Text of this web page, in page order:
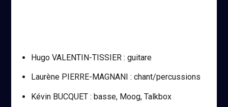
Hugo VALENTIN-TISSIER : guitare
Laurène PIERRE-MAGNANI : chant/percussions
Kévin BUCQUET : basse, Moog, Talkbox